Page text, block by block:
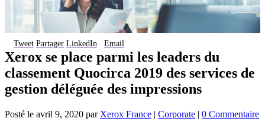
Tweet Partager LinkedIn Email
Xerox se place parmi les leaders du
classement Quocirca 2019 des services de
gestion déléguée des impressions
Posté le avril 9, 2020 par Xerox France | Corporate | 0 Commentaire